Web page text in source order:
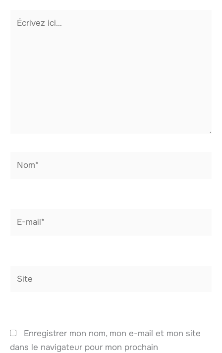
Écrivez
Enregistrer mon nom, mon e-mail et mon site
dans le navigateur pour mon prochain